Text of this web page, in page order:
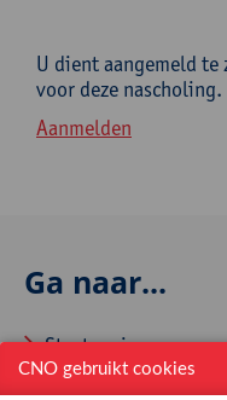
U dient aangemeld
voor deze nascholing.
Aanmelden
Ga naar...
Startpagina
Over CNO
CNO gebruikt cookies